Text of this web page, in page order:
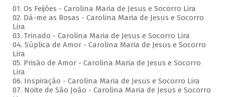
01. Os Feijões - Carolina Maria de Jesus e Socorro Lira
02. Dá-me as Rosas - Carolina Maria de Jesus e Socorro
Lira
03. Trinado - Carolina Maria de Jesus e Socorro Lira
04. Súplica de Amor - Carolina Maria de Jesus e Socorro
Lira
05. Prisão de Amor - Carolina Maria de Jesus e Socorro
Lira
06. Inspiração - Carolina Maria de Jesus e Socorro Lira
07. Noite de São João - Carolina Maria de Jesus e Socorro